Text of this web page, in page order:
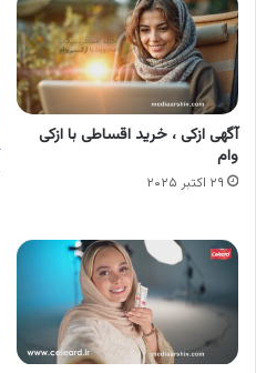
آگهی ازکی ، خرید اقساطی با ازکی
وام
۲۹ اکتبر ۲۰۲۵